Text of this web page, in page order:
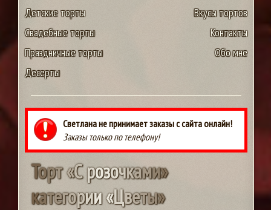
Детские торты
Свадебные торты
Праздничные торты
Десерты
Вкусы тортов
Контакты
Обо мне
Светлана не принимает заказы с сайта онлайн!
Заказы только по телефону!
Торт«Срозочками»
категории«Цветы»